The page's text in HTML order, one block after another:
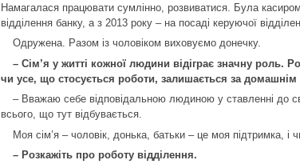
Намагалася працювати сумлінно, розвиватися. Була
відділення банку, а з 2013 року – на посаді керуючої
Одружена. Разом із чоловіком виховуємо донечку.
– Сім’я у житті кожної людини відіграє значну роль.
чи усе, що стосується роботи, залишається за
– Вважаю себе відповідальною людиною у ставленні до
всього, що тут відбувається.
Моя сім’я – чоловік, донька, батьки – це моя підтримка,
– Розкажіть про роботу відділення.